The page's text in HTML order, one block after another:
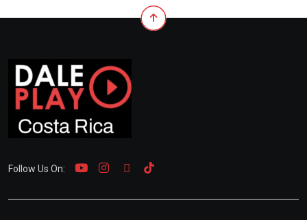
Follow Us On: